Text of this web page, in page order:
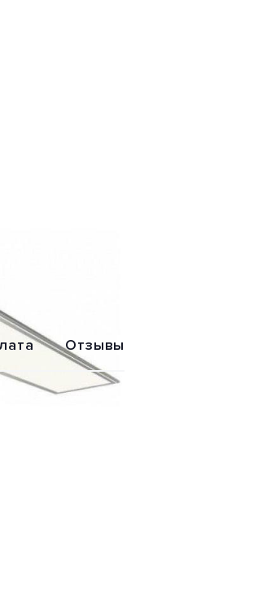
Отзывы
Jazzway (Китай). Дизайн-стиль
белый. Используемые материалы: металл,
Направление плафонов вниз.
лампы составляет 40 Вт. Общая мощность
на товар 2 года.